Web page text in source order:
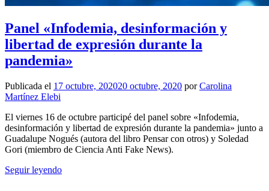
Panel «Infodemia, desinformación y
libertad de expresión durante la
pandemia»
Publicada el 17 octubre, 202020 octubre, 2020 porCarolina
Martínez Elebi
El viernes 16 de octubre participé del panel sobre «Infodemia,
desinformación y libertad de expresión durante la pandemia» junto a
Guadalupe Nogués (autora del libro Pensar con otros) y Soledad
Gori (miembro de Ciencia Anti Fake News).
Seguir leyendo